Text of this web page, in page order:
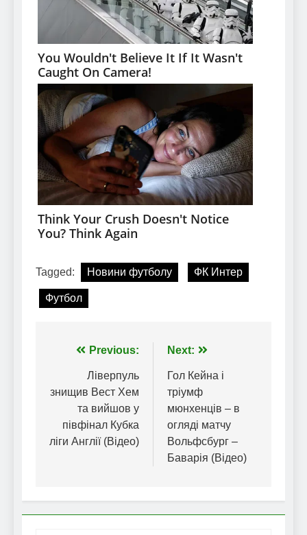
Tagged: Новини футболу ФК Интер
Футбол
Навігація
записів
Previous:
Ліверпуль
знищив Вест Хем
та вийшов у
півфінал Кубка
ліги Англії (Відео)
Next:
Гол Кейна і
тріумф
мюнхенців – в
огляді матчу
Вольфсбург –
Баварія (Відео)